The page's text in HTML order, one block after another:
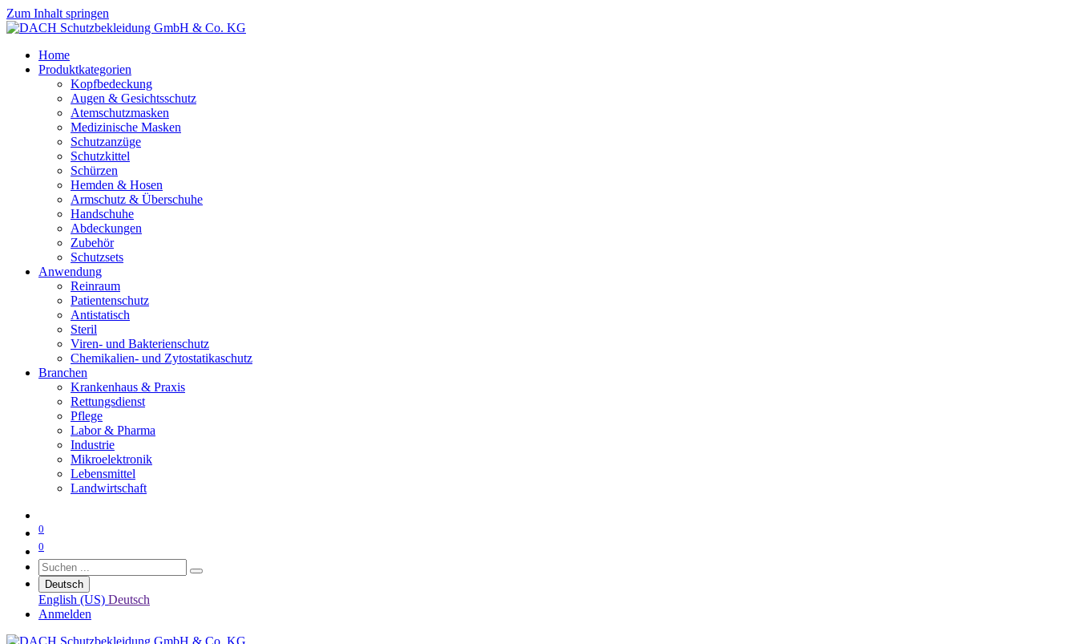
Zum Inhalt springen
Home
Produktkategorien
Kopfbedeckung
Augen & Gesichtsschutz
Atemschutzmasken
Medizinische Masken
Schutzanzüge
Schutzkittel
Schürzen
Hemden & Hosen
Armschutz & Überschuhe
Handschuhe
Abdeckungen
Zubehör
Schutzsets
Anwendung
Reinraum
Patientenschutz
Antistatisch
Steril
Viren- und Bakterienschutz
Chemikalien- und Zytostatikaschutz
Branchen
Krankenhaus & Praxis
Rettungsdienst
Pflege
Labor & Pharma
Industrie
Mikroelektronik
Lebensmittel
Landwirtschaft
0
0
Deutsch
English (US) Deutsch
Anmelden